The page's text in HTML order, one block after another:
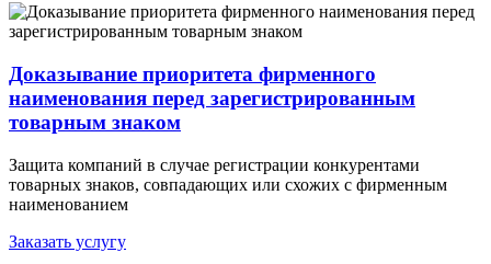
Доказывание приоритета фирменного
наименования перед зарегистрированным
товарным знаком
Защита компаний в случае регистрации конкурентами
товарных знаков, совпадающих или схожих с фирменным
наименованием
Заказать услугу